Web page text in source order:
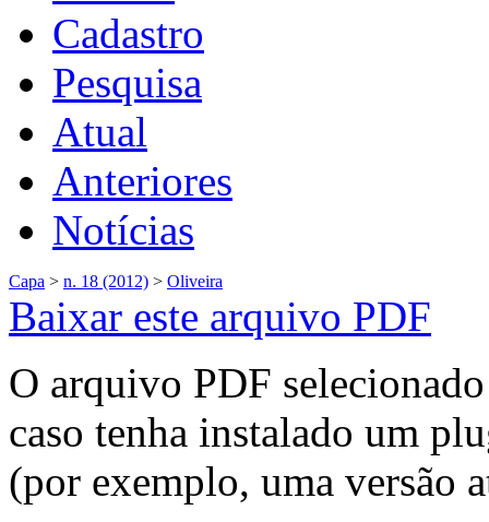
Cadastro
Pesquisa
Atual
Anteriores
Notícias
Capa > n. 18 (2012) > Oliveira
Baixar este arquivo PDF
O arquivo PDF
caso tenha instalado um
(por exemplo, uma versão